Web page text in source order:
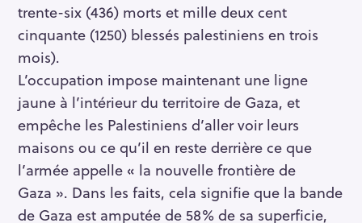
trente-six (436) morts et mille deux cent
cinquante (1250) blessés palestiniens en trois
mois).
L’occupation impose maintenant une ligne
jaune à l’intérieur du territoire de Gaza, et
empêche les Palestiniens d’aller voir leurs
maisons ou ce qu’il en reste derrière ce que
l’armée appelle « la nouvelle frontière de
Gaza ». Dans les faits, cela signifie que la bande
de Gaza est amputée de 58% de sa superficie,